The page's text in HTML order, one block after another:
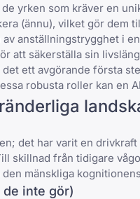
yrken som kräver en
(ännu), vilket gör dem
anställningstrygghet i
att säkerställa sin
ett avgörande första
robusta roller kan en
det har varit en
skillnad från tidigare
mänskliga
de inte gör)